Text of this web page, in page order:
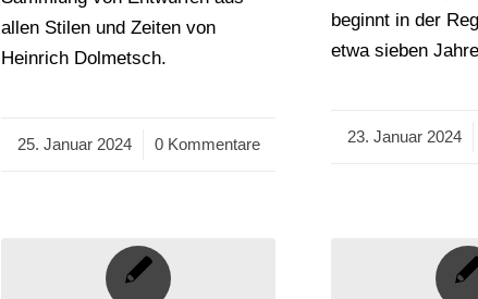
allen Stilen und Zeiten von
Heinrich Dolmetsch.
25. Januar 2024
/ 0 Kommentare
beginnt in der
etwa sieben
23. Januar 2024
/